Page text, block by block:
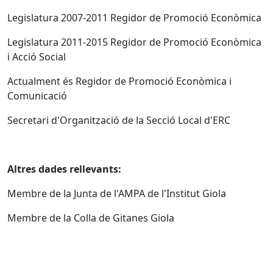
Legislatura 2007-2011 Regidor de Promoció Econòmica
Legislatura 2011-2015 Regidor de Promoció Econòmica
i Acció Social
Actualment és Regidor de Promoció Econòmica i
Comunicació
Secretari d'Organització de la Secció Local d'ERC
Altres dades rellevants:
Membre de la Junta de l'AMPA de l'Institut Giola
Membre de la Colla de Gitanes Giola